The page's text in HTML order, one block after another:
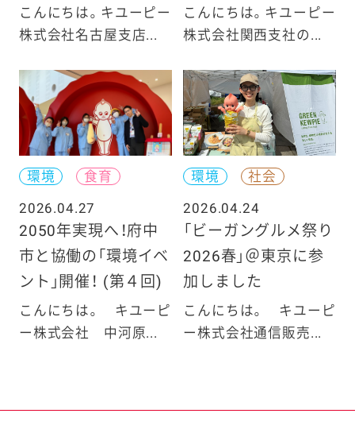
こんにちは。キユーピー
株式会社名古屋支店...
こんにちは。キユーピー
株式会社関西支社の...
環境
食育
2026.04.27
2050年実現へ！府中
市と協働の「環境イベ
ント」開催！ (第４回)
こんにちは。 キユーピ
ー株式会社 中河原...
環境
社会
2026.04.24
「ビーガングルメ祭り
2026春」＠東京に参
加しました
こんにちは。 キユーピ
ー株式会社通信販売...